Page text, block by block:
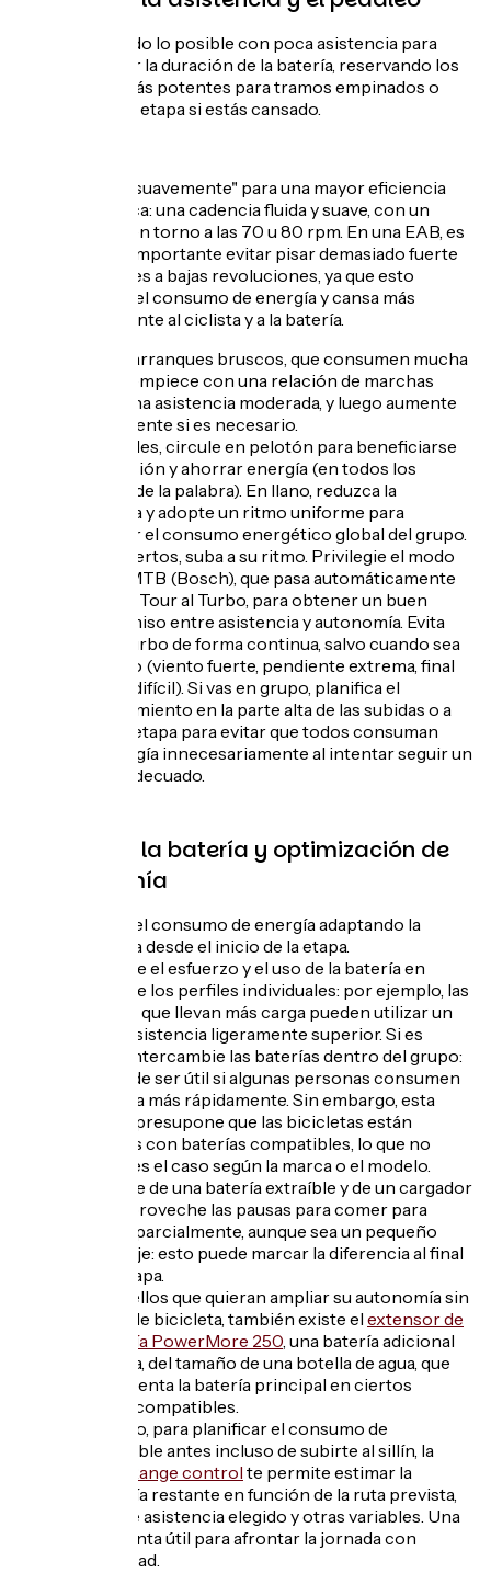
Corre todo lo posible con poca asistencia para
preservar la duración de la batería, reservando los
modos más potentes para tramos empinados o
finales de etapa si estás cansado.
Pedalea "suavemente" para una mayor eficiencia
energética: una cadencia fluida y suave, con un
pedaleo en torno a las 70 u 80 rpm. En una EAB, es
aún más importante evitar pisar demasiado fuerte
los pedales a bajas revoluciones, ya que esto
aumenta el consumo de energía y cansa más
rápidamente al ciclista y a la batería.
Evite los arranques bruscos, que consumen mucha
energía: empiece con una relación de marchas
ligera y una asistencia moderada, y luego aumente
gradualmente si es necesario.
En los valles, circule en pelotón para beneficiarse
de la succión y ahorrar energía (en todos los
sentidos de la palabra). En llano, reduzca la
asistencia y adopte un ritmo uniforme para
minimizar el consumo energético global del grupo.
En los puertos, suba a su ritmo. Privilegie el modo
Tour o eMTB (Bosch), que pasa automáticamente
del modo Tour al Turbo, para obtener un buen
compromiso entre asistencia y autonomía. Evita
utilizar Turbo de forma continua, salvo cuando sea
necesario (viento fuerte, pendiente extrema, final
de etapa difícil). Si vas en grupo, planifica el
reagrupamiento en la parte alta de las subidas o a
mitad de etapa para evitar que todos consuman
más energía innecesariamente al intentar seguir un
ritmo inadecuado.
Gestión de la batería y optimización de
la autonomía
Anticipa el consumo de energía adaptando la
asistencia desde el inicio de la etapa.
Distribuye el esfuerzo y el uso de la batería en
función de los perfiles individuales: por ejemplo, las
personas que llevan más carga pueden utilizar un
nivel de asistencia ligeramente superior. Si es
posible, intercambie las baterías dentro del grupo:
esto puede ser útil si algunas personas consumen
su energía más rápidamente. Sin embargo, esta
solución presupone que las bicicletas están
equipadas con baterías compatibles, lo que no
siempre es el caso según la marca o el modelo.
Si dispone de una batería extraíble y de un cargador
rápido, aproveche las pausas para comer para
recargar parcialmente, aunque sea un pequeño
porcentaje: esto puede marcar la diferencia al final
de una etapa.
Para aquellos que quieran ampliar su autonomía sin
cambiar de bicicleta, también existe el extensor de
autonomía PowerMore 250, una batería adicional
compacta, del tamaño de una botella de agua, que
complementa la batería principal en ciertos
modelos compatibles.
Por último, para planificar el consumo de
combustible antes incluso de subirte al sillín, la
Range control te permite estimar la
autonomía restante en función de la ruta prevista,
el nivel de asistencia elegido y otras variables. Una
herramienta útil para afrontar la jornada con
tranquilidad.